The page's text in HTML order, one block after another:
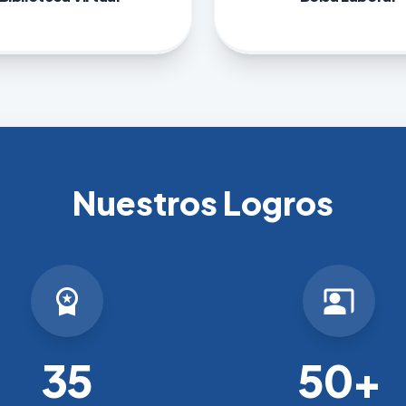
Nuestros Logros
workspace_premium
35
co_present
50+